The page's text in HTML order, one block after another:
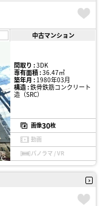
中古マンション
間取り :3DK
専有面積 :36.47㎡
築年月 :1980年03月
構造 :鉄骨鉄筋コンクリート
造（SRC）
画像30枚
動画
パノラマ / VR